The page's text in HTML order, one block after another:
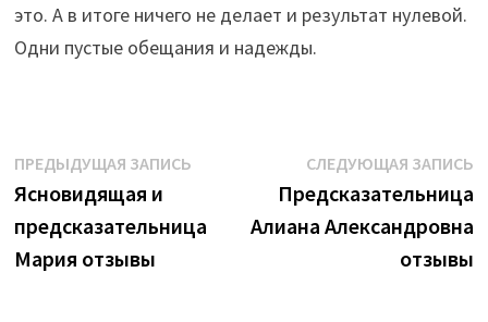
это. А в итоге ничего не делает и результат нулевой.
Одни пустые обещания и надежды.
Навигация
по
записям
ПРЕДЫДУЩАЯ ЗАПИСЬПредыдущая
Ясновидящая и
предсказательница
Мария отзывы
СЛЕДУЮЩАЯ ЗАПИСЬ
Предсказательница
Алиана Александровна
отзывы